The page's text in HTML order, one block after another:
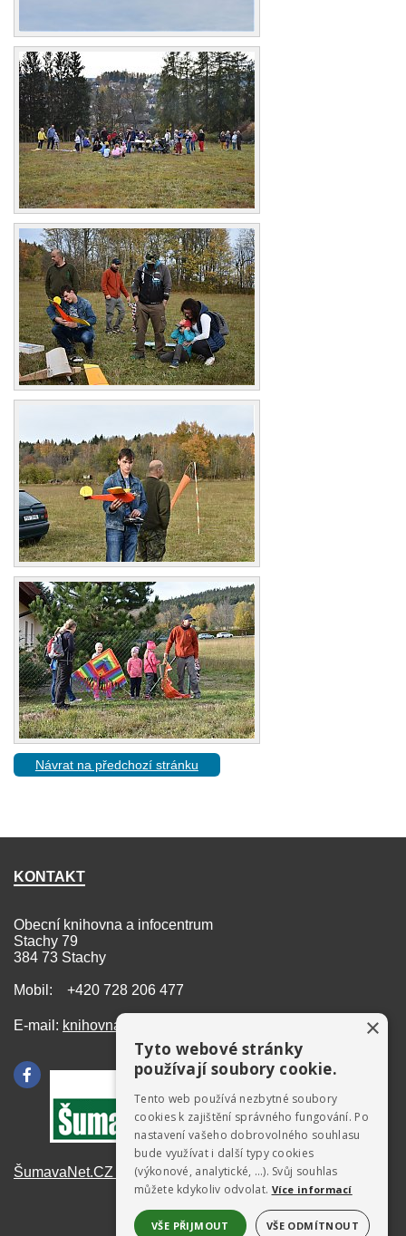
Návrat na předchozí stránku
KONTAKT
Obecní knihovna a infocentrum
Stachy 79
384 73 Stachy
Mobil: +420 728 206 477
E-mail: knihovna@stachy.net
ŠumavaNet.CZ - informace o regionu
×
Tyto webové stránky
používají soubory cookie.
Tento web používá nezbytné soubory
cookies k zajištění správného fungování. Po
nastavení vašeho dobrovolného souhlasu
bude využívat i další typy cookies
(výkonové, analytické, …). Svůj souhlas
můžete kdykoliv odvolat. Více informací
VŠE PŘIJMOUT VŠE ODMÍTNOUT